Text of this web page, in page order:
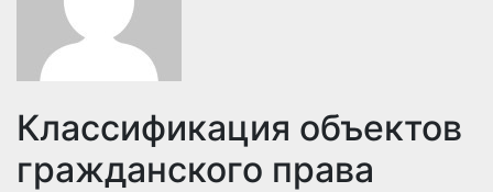
Классификация объектов
гражданского права